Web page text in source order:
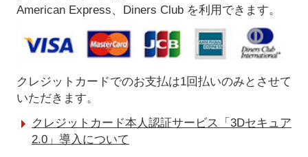
American Express、Diners Club を利用できます。
クレジットカードでのお支払は1回払いのみとさせて
いただきます。
クレジットカード本人認証サービス「3Dセキュア
2.0」導入について